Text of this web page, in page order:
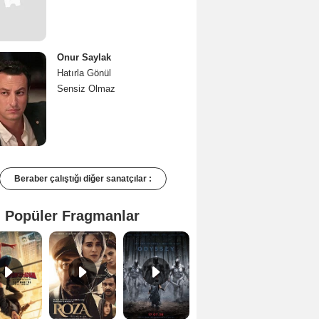
Onur Saylak
Hatırla Gönül
Sensiz Olmaz
Beraber çalıştığı diğer sanatçılar :
Popüler Fragmanlar
Spider-Man: Brand New Day Teaser Roza Fragman
Bir Kadının Seks Günlüğü Orijinal Fragman Culpa nuestra Teaser Kıyma Fragman